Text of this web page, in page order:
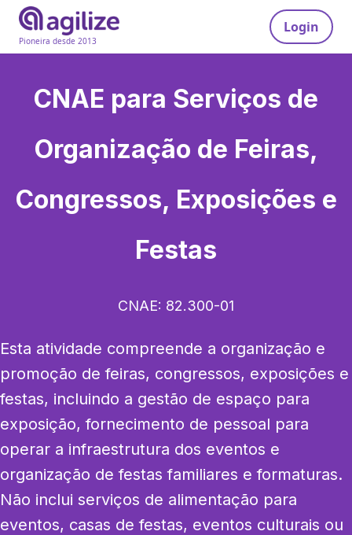
Pioneira desde 2013
Login
CNAE para Serviços de
Organização de Feiras,
Congressos, Exposições e
Festas
CNAE: 82.300-01
Esta atividade compreende a organização e
promoção de feiras, congressos, exposições e
festas, incluindo a gestão de espaço para
exposição, fornecimento de pessoal para
operar a infraestrutura dos eventos e
organização de festas familiares e formaturas.
Não inclui serviços de alimentação para
eventos, casas de festas, eventos culturais ou